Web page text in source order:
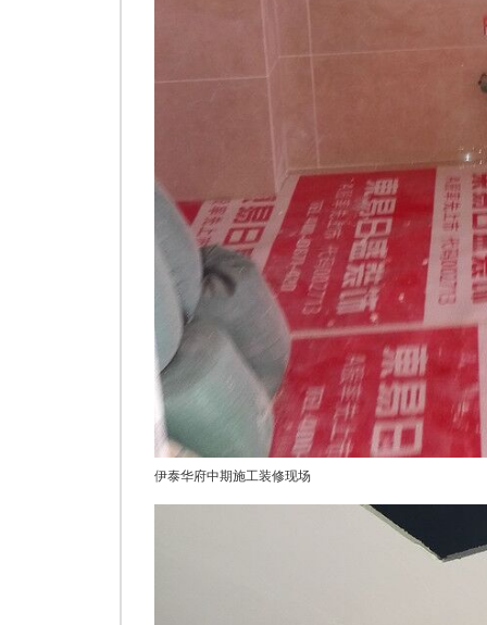
伊泰华府中期施工装修现场